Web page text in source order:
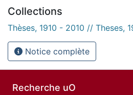
Collections
Thèses, 1910 - 2010 // Theses,
Notice complète
Recherche uO